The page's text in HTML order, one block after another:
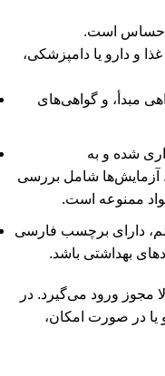
حساس است.
و دارو یا دامپزشکی،
مبدأ، و گواهی‌های
شده و به
آزمایش‌ها شامل بررسی
ممنوعه است.
دارای برچسب فارسی
بهداشتی باشد.
مجوز ورود می‌گیرد. در
یا در صورت امکان،